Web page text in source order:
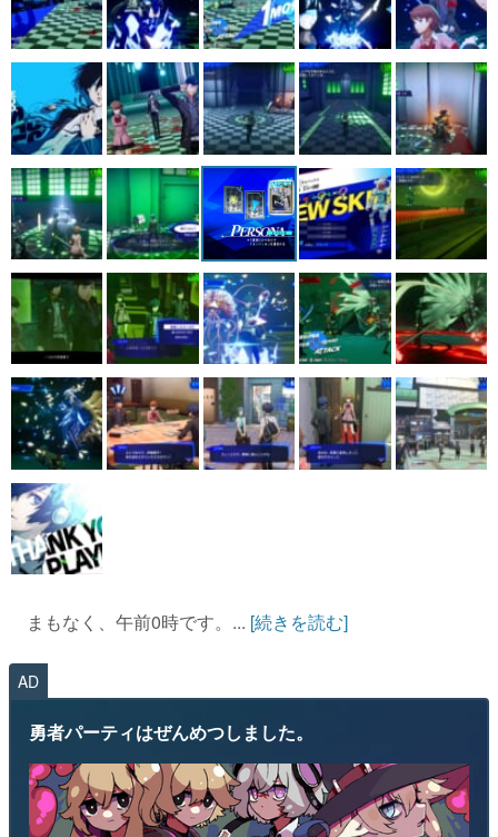
その他
電ファミニコゲーマーとは？
運営：株式会社マレ
まもなく、午前0時です。... [続きを読む]
AD
勇者パーティはぜんめつしました。